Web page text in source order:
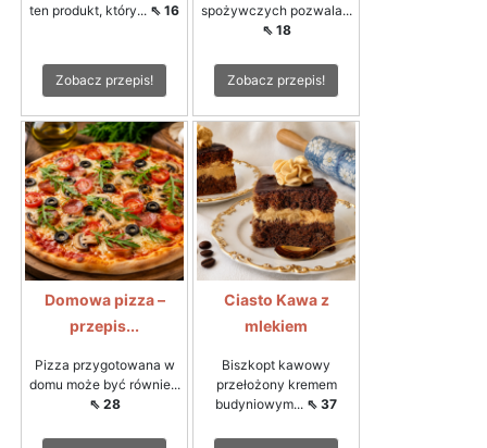
ten produkt, który... ⇖ 16
Zobacz przepis!
spożywczych pozwala...
⇖ 18
Zobacz przepis!
Domowa pizza –
przepis...
Pizza przygotowana w
domu może być równie...
⇖ 28
Ciasto Kawa z
mlekiem
Biszkopt kawowy
przełożony kremem
budyniowym... ⇖ 37